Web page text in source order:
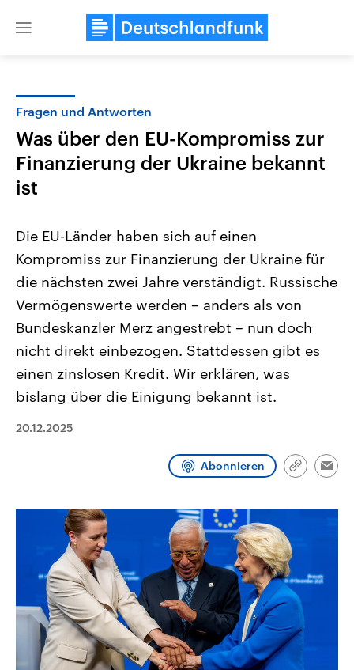
Close
Landtagswahl Sachsen-Anhalt
2026
Alle Informationen
Sachsen-Anhalt wählt am 6.
September 2026 einen neuen
Bundesland von einer Koalition aus
Umfragen, Prognosen,
Wahlprogramme, aktuelle Berichte
und Hintergründe zu den Parteien
Wahl.
USA
Aktuelle Beiträge,
Hintergründe
Wirtschaftlich und
gehören die Vereinigten
mit großem Einfluss auf
Sendungen Programm Podcasts
Fragen und Antworten
Was über den EU-Kompromiss zur
Finanzierung der Ukraine bekannt
ist
Die EU-Länder haben sich auf einen
Kompromiss zur Finanzierung der Ukraine für
die nächsten zwei Jahre verständigt. Russische
Vermögenswerte werden – anders als von
Bundeskanzler Merz angestrebt – nun doch
nicht direkt einbezogen. Stattdessen gibt es
einen zinslosen Kredit. Wir erklären, was
bislang über die Einigung bekannt ist.
20.12.2025
Abonnieren
Link